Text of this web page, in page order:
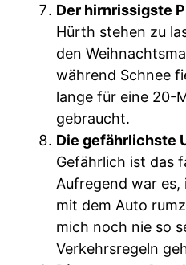
Der hirnrissigste
Hürth stehen zu
den
während Schnee
lange für eine 20-
gebraucht.
Die gefährlichste
Gefährlich ist das
Aufregend war es,
mit dem Auto
mich noch nie so
Verkehrsregeln